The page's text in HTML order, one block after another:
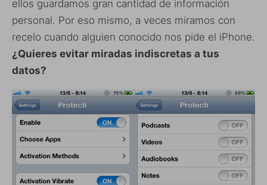
ellos guardamos gran cantidad de información
personal. Por eso mismo, a veces miramos con
recelo cuando alguien conocido nos pide el iPhone.
¿Quieres evitar miradas indiscretas a tus
datos?